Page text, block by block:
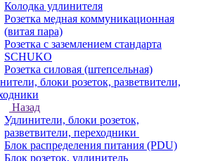
Колодка удлинителя
Розетка медная коммуникационная
(витая пара)
Розетка с заземлением стандарта
SCHUKO
Розетка силовая (штепсельная)
блоки розеток, разветвители,
Назад
Удлинители, блоки розеток,
разветвители, переходники
Блок распределения питания (PDU)
Блок розеток, удлинитель